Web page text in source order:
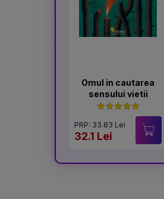
Omul in cautarea
sensului vietii
PRP: 33.83 Lei
32.1 Lei